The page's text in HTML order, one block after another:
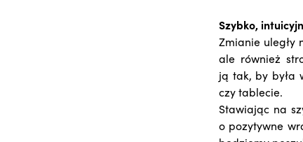
Szybko,
Zmianie uległy
ale również
ją tak, by była
czy tablecie.
Stawiając na
o pozytywne